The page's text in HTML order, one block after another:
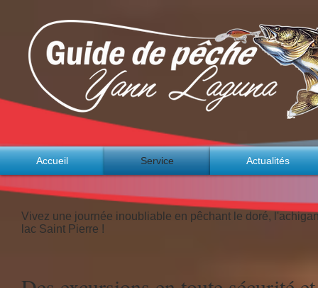
Accueil Service Actualités
Vivez une journée inoubliable en pêchant le doré,
lac Saint Pierre !